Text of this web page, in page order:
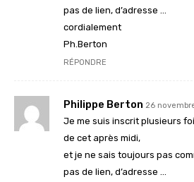
pas de lien, d’adresse …
cordialement
Ph.Berton
RÉPONDRE
Philippe Berton 26
Je me suis inscrit plusieurs
de cet après midi,
et je ne sais toujours pas
pas de lien, d’adresse …